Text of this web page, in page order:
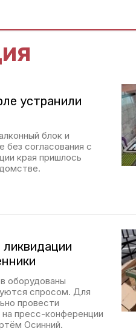
устранили
блок и
согласования с
края пришлось
оборудованы
спросом. Для
провести
пресс-конференции
Осинний.